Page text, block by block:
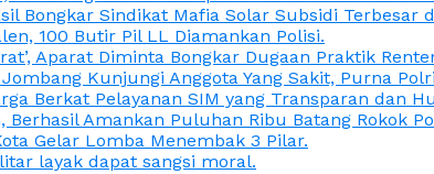
Bongkar Sindikat Mafia Solar Subsidi Terbesar
100 Butir Pil LL Diamankan Polisi.
Aparat Diminta Bongkar Dugaan Praktik
Kunjungi Anggota Yang Sakit, Purna
Berkat Pelayanan SIM yang Transparan dan
Amankan Puluhan Ribu Batang Rokok
Gelar Lomba Menembak 3 Pilar.
layak dapat sangsi moral.